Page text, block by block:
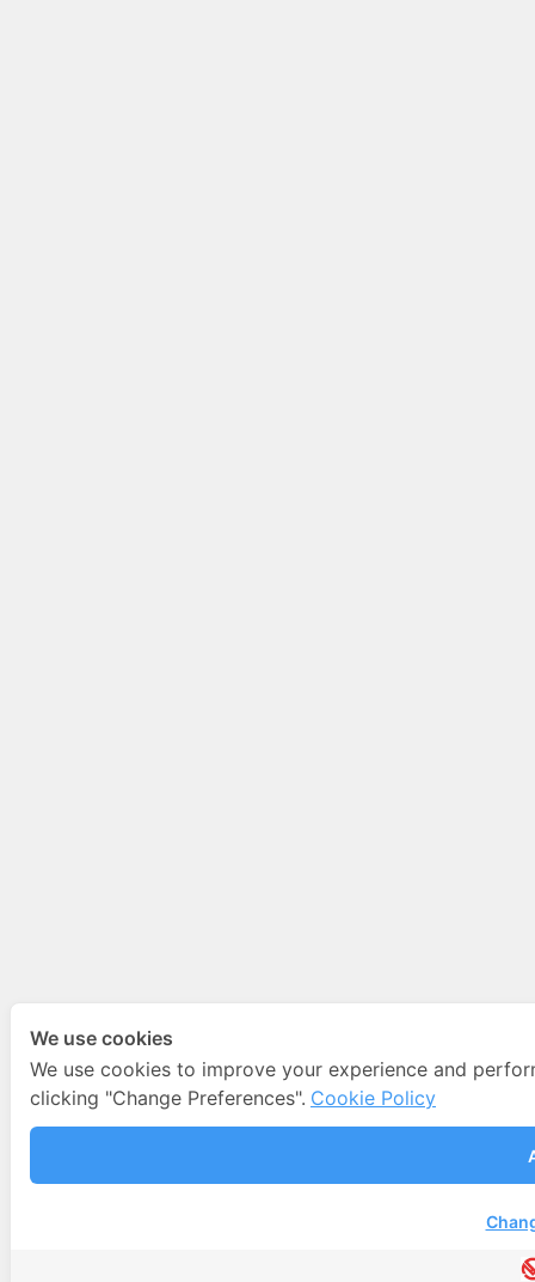
We use cookies
We use cookies to improve your experience and
clicking "Change Preferences". Cookie Policy